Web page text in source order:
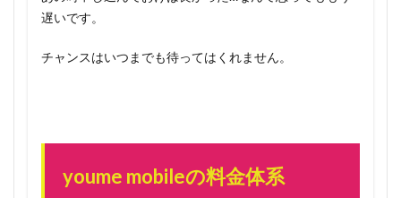
遅いです。
チャンスはいつまでも待ってはくれません。
youme mobileの料金体系